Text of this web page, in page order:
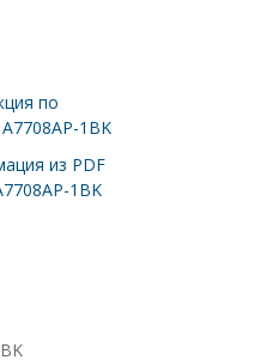
по
1BK
из PDF
1BK